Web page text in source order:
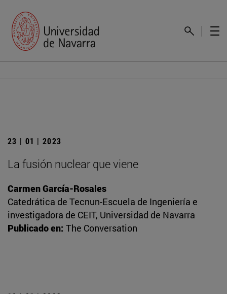
23 | 01 | 2023
La fusión nuclear que viene
Carmen García-Rosales
Catedrática de Tecnun-Escuela de Ingeniería e
investigadora de CEIT, Universidad de Navarra
Publicado en: The Conversation